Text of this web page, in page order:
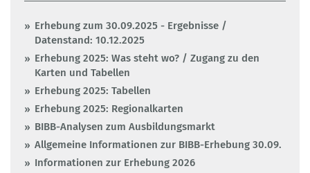
Erhebung zum 30.09.2025 - Ergebnisse /
Datenstand: 10.12.2025
Erhebung 2025: Was steht wo? / Zugang zu den
Karten und Tabellen
Erhebung 2025: Tabellen
Erhebung 2025: Regionalkarten
BIBB-Analysen zum Ausbildungsmarkt
Allgemeine Informationen zur BIBB-Erhebung 30.09.
Informationen zur Erhebung 2026